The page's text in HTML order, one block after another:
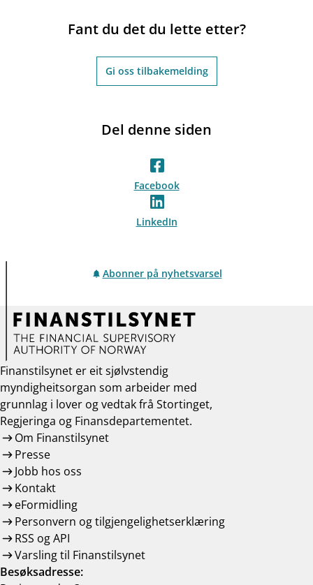
Fant du det du lette etter?
Gi oss tilbakemelding
Del denne siden
Facebook
LinkedIn
Abonner på nyhetsvarsel
Finanstilsynet er eit sjølvstendig
myndigheitsorgan som arbeider med
grunnlag i lover og vedtak frå Stortinget,
Regjeringa og Finansdepartementet.
Om Finanstilsynet
Presse
Jobb hos oss
Kontakt
eFormidling
Personvern og tilgjengelighetserklæring
RSS og API
Varsling til Finanstilsynet
Besøksadresse: